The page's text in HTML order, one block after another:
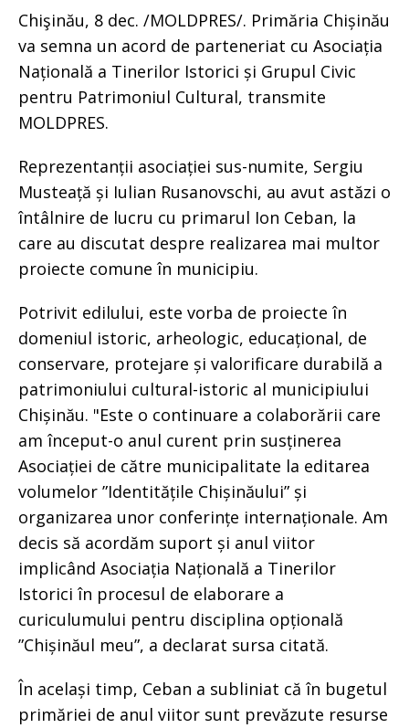
Chişinău, 8 dec. /MOLDPRES/. Primăria Chișinău
va semna un acord de parteneriat cu Asociația
Națională a Tinerilor Istorici și Grupul Civic
pentru Patrimoniul Cultural, transmite
MOLDPRES.
Reprezentanții asociației sus-numite, Sergiu
Musteață și Iulian Rusanovschi, au avut astăzi o
întâlnire de lucru cu primarul Ion Ceban, la
care au discutat despre realizarea mai multor
proiecte comune în municipiu.
Potrivit edilului, este vorba de proiecte în
domeniul istoric, arheologic, educațional, de
conservare, protejare și valorificare durabilă a
patrimoniului cultural-istoric al municipiului
Chișinău. "Este o continuare a colaborării care
am început-o anul curent prin susținerea
Asociației de către municipalitate la editarea
volumelor ”Identitățile Chișinăului” și
organizarea unor conferințe internaționale. Am
decis să acordăm suport și anul viitor
implicând Asociația Națională a Tinerilor
Istorici în procesul de elaborare a
curiculumului pentru disciplina opțională
”Chișinăul meu”, a declarat sursa citată.
În același timp, Ceban a subliniat că în bugetul
primăriei de anul viitor sunt prevăzute resurse